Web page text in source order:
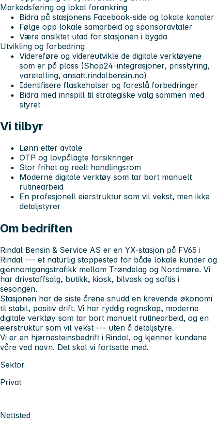
Markedsføring og lokal forankring
Bidra på stasjonens Facebook-side og lokale kanaler
Følge opp lokale samarbeid og sponsoravtaler
Være ansiktet utad for stasjonen i bygda
Utvikling og forbedring
Videreføre og videreutvikle de digitale verktøyene
som er på plass (Shop24-integrasjoner, prisstyring,
varetelling, ansatt.rindalbensin.no)
Identifisere flaskehalser og foreslå forbedringer
Bidra med innspill til strategiske valg sammen med
styret
Vi tilbyr
Lønn etter avtale
OTP og lovpålagte forsikringer
Stor frihet og reelt handlingsrom
Moderne digitale verktøy som tar bort manuelt
rutinearbeid
En profesjonell eierstruktur som vil vekst, men ikke
detaljstyrer
Om bedriften
Rindal Bensin & Service AS er en YX-stasjon på FV65 i
Rindal --- et naturlig stoppested for både lokale kunder og
gjennomgangstrafikk mellom Trøndelag og Nordmøre. Vi
har drivstoffsalg, butikk, kiosk, bilvask og softis i
sesongen.
Stasjonen har de siste årene snudd en krevende økonomi
til stabil, positiv drift. Vi har ryddig regnskap, moderne
digitale verktøy som tar bort manuelt rutinearbeid, og en
eierstruktur som vil vekst --- uten å detaljstyre.
Vi er en hjørnesteinsbedrift i Rindal, og kjenner kundene
våre ved navn. Det skal vi fortsette med.
Sektor
Privat
Nettsted